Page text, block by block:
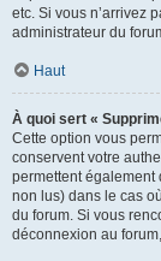
etc. Si vous n’arrivez
administrateur du
Haut
À quoi sert «
Cette option vous
conservent votre
permettent également
non lus) dans le cas
du forum. Si vous
déconnexion au